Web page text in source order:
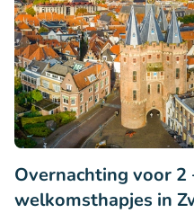
Overnachting voor 2
welkomsthapjes in